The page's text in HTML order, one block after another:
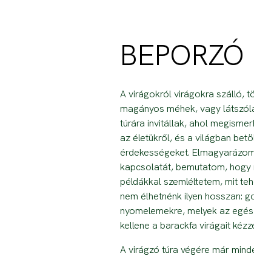
A virágokról virágokra szálló,
magányos méhek, vagy
túrára invitállak, ahol
az életükről, és a világban
érdekességeket.
kapcsolatát, bemutatom, hogy
példákkal szemléltetem, mit
nem élhetnénk ilyen hosszan:
nyomelemekre, melyek az
kellene a barackfa virágait
A virágzó túra végére már